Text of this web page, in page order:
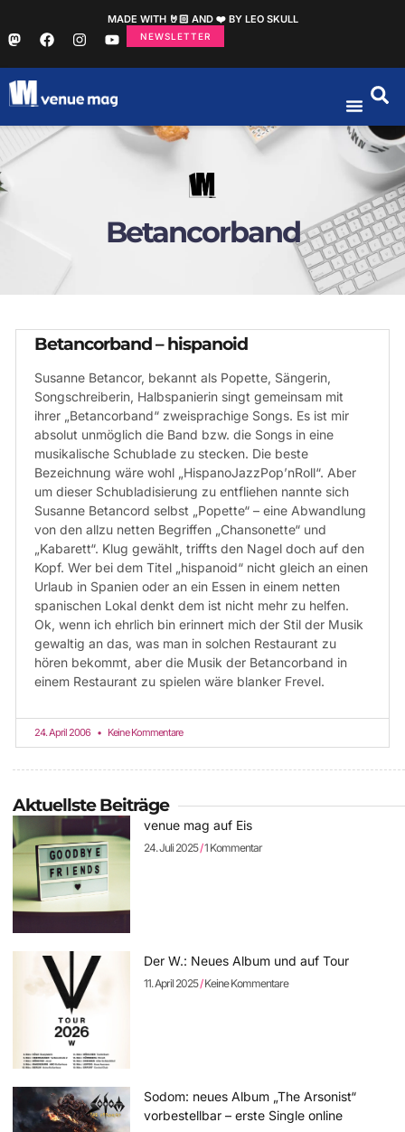
MADE WITH 🤘🏻 AND ❤️ BY LEO SKULL
NEWSLETTER
Betancorband
Betancorband – hispanoid
Susanne Betancor, bekannt als Popette, Sängerin,
Songschreiberin, Halbspanierin singt gemeinsam mit
ihrer „Betancorband“ zweisprachige Songs. Es ist mir
absolut unmöglich die Band bzw. die Songs in eine
musikalische Schublade zu stecken. Die beste
Bezeichnung wäre wohl „HispanoJazzPop’nRoll“. Aber
um dieser Schubladisierung zu entfliehen nannte sich
Susanne Betancord selbst „Popette“ – eine Abwandlung
von den allzu netten Begriffen „Chansonette“ und
„Kabarett“. Klug gewählt, triffts den Nagel doch auf den
Kopf. Wer bei dem Titel „hispanoid“ nicht gleich an einen
Urlaub in Spanien oder an ein Essen in einem netten
spanischen Lokal denkt dem ist nicht mehr zu helfen.
Ok, wenn ich ehrlich bin erinnert mich der Stil der Musik
gewaltig an das, was man in solchen Restaurant zu
hören bekommt, aber die Musik der Betancorband in
einem Restaurant zu spielen wäre blanker Frevel.
24. April 2006 Keine Kommentare
Aktuellste Beiträge
venue mag auf Eis
24. Juli 2025 1 Kommentar
Der W.: Neues Album und auf Tour
11. April 2025 Keine Kommentare
Sodom: neues Album „The Arsonist“
vorbestellbar – erste Single online